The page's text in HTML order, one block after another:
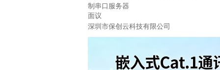
制串口服务器
面议
深圳市保创云科技有限公司